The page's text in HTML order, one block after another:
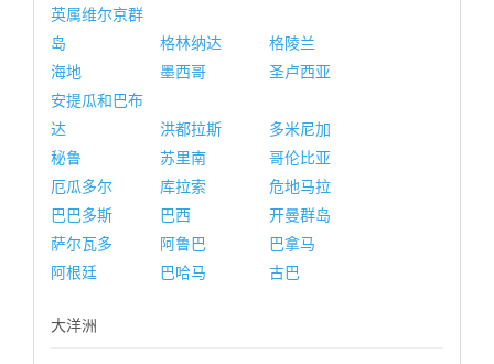
英属维尔京群
岛
格林纳达
格陵兰
海地
墨西哥
圣卢西亚
安提瓜和巴布
达
洪都拉斯
多米尼加
秘鲁
苏里南
哥伦比亚
厄瓜多尔
库拉索
危地马拉
巴巴多斯
巴西
开曼群岛
萨尔瓦多
阿鲁巴
巴拿马
阿根廷
巴哈马 古巴
大洋洲